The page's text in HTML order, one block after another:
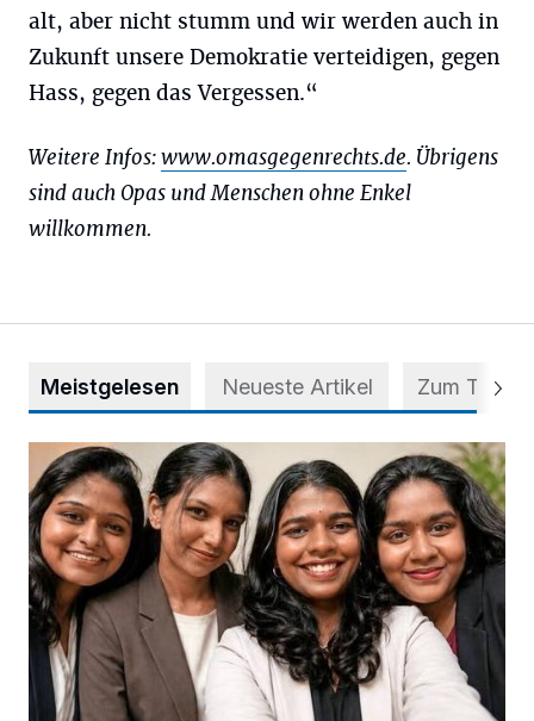
alt, aber nicht stumm und wir werden auch in
Zukunft unsere Demokratie verteidigen, gegen
Hass, gegen das Vergessen.“
Weitere Infos:www.omasgegenrechts.de. Übrigens
sind auch Opas und Menschen ohne Enkel
willkommen.
Meistgelesen Neueste Artikel Zum Thema
Nach Betrug: Azubis der Diakonie hoffen auf Hilfe